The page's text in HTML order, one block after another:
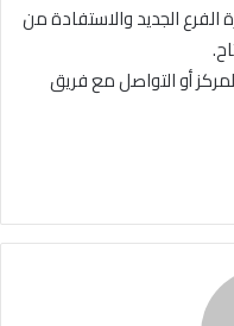
الفرع الجديد والاستفادة من
أو التواصل مع فريق